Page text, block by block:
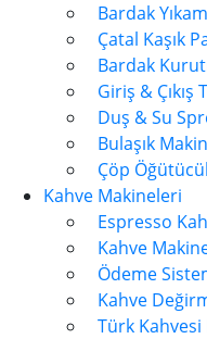
Bardak
Çatal Kaşık
Bardak
Giriş & Çıkış
Duş & Su
Bulaşık
Çöp
Kahve Makineleri
Espresso
Kahve
Ödeme
Kahve
Türk